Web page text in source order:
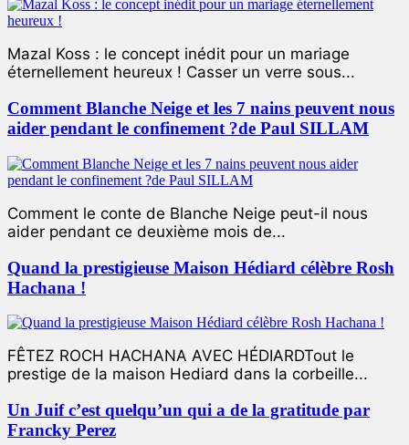
Mazal Koss : le concept inédit pour un mariage
éternellement heureux ! Casser un verre sous...
Comment Blanche Neige et les 7 nains peuvent nous
aider pendant le confinement ?de Paul SILLAM
Comment le conte de Blanche Neige peut-il nous
aider pendant ce deuxième mois de...
Quand la prestigieuse Maison Hédiard célèbre Rosh
Hachana !
FÊTEZ ROCH HACHANA AVEC HÉDIARDTout le
prestige de la maison Hediard dans la corbeille...
Un Juif c’est quelqu’un qui a de la gratitude par
Francky Perez